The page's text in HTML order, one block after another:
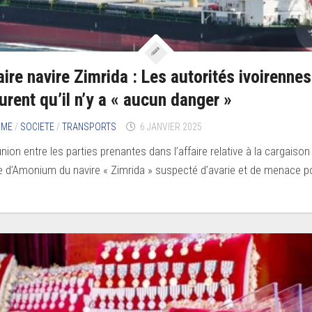
navire Zimrida : Les autorités ivoirennes
qu’il n’y a « aucun danger »
/ SOCIETE /TRANSPORTS 6 JANVIER 2025
entre les parties prenantes dans l’affaire relative à la
d’Amonium du navire « Zimrida » suspecté d’avarie et de menace